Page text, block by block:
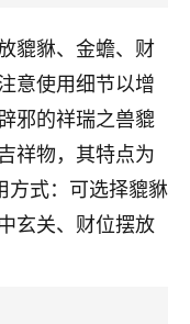
貔貅、金蟾、财
意使用细节以增
邪的祥瑞之兽貔
祥物，其特点为
方式：可选择貔貅
玄关、财位摆放
运更好一点！
18
一说她就要死要活
友给我推荐的慧来老
半年来，法事一个个
不期望她能考多好的
，身体心理都健健